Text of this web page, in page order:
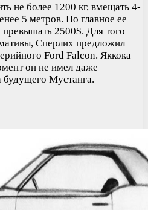
не более 1200 кг, вмещать 4-
5 метров. Но главное ее
2500$. Для того
Сперлих предложил
Ford Falcon. Яккока
он не имел даже
будущего Мустанга.